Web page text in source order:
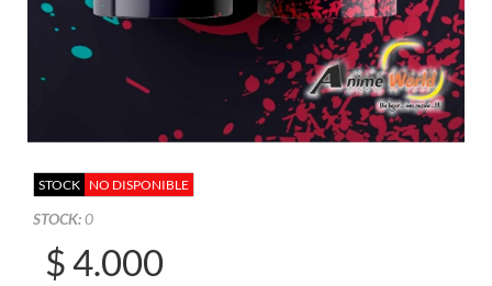
STOCK NO DISPONIBLE
STOCK:0
$ 4.000